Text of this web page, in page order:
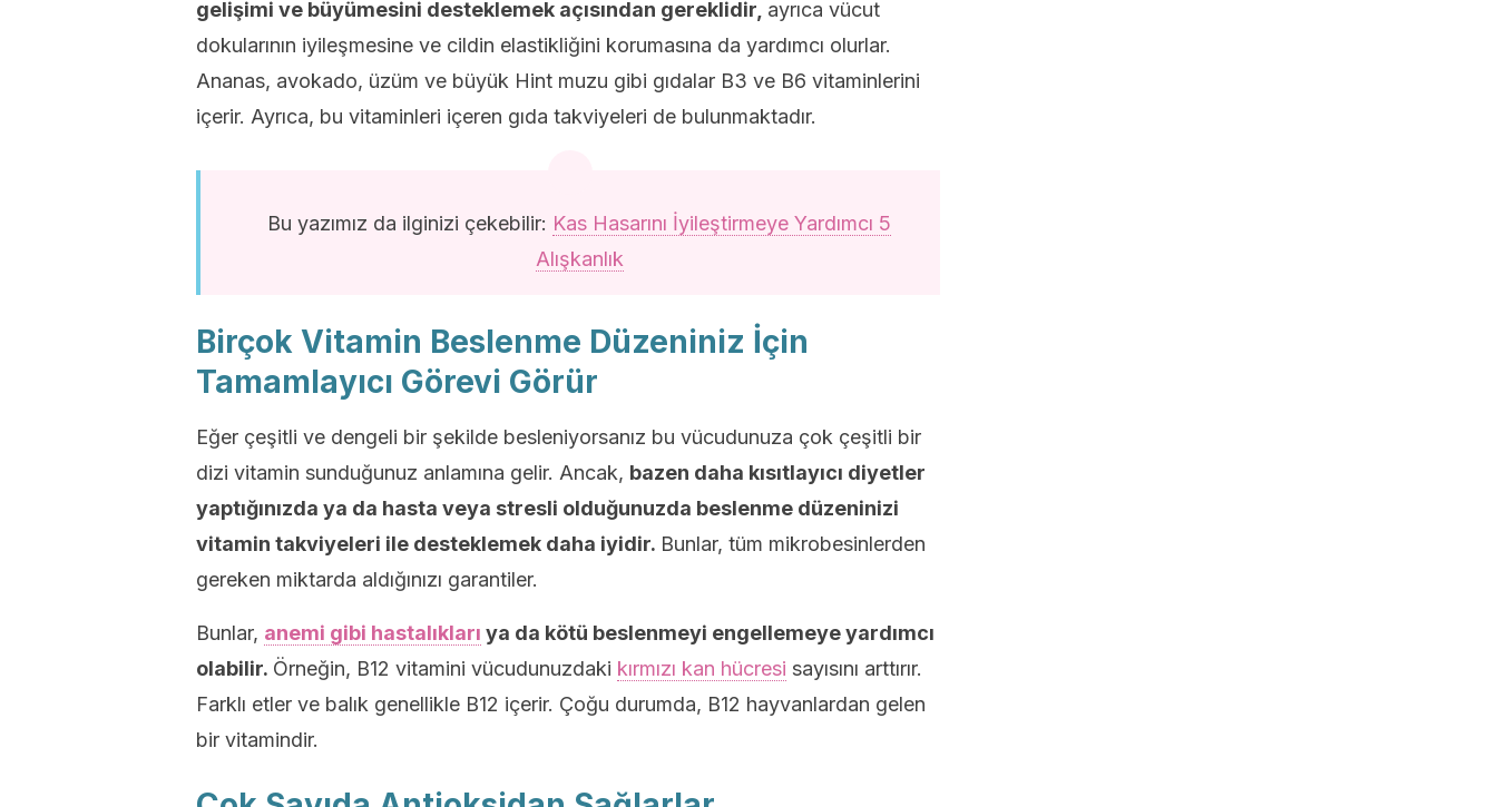
gelişimi ve büyümesini desteklemek açısından gereklidir, ayrıca vücut
dokularının iyileşmesine ve cildin elastikliğini korumasına da yardımcı olurlar.
Ananas, avokado, üzüm ve büyük Hint muzu gibi gıdalar B3 ve B6 vitaminlerini
içerir. Ayrıca, bu vitaminleri içeren gıda takviyeleri de bulunmaktadır.
Bu yazımız da ilginizi çekebilir: Kas Hasarını İyileştirmeye Yardımcı 5
Alışkanlık
Birçok Vitamin Beslenme Düzeniniz İçin
Tamamlayıcı Görevi Görür
Eğer çeşitli ve dengeli bir şekilde besleniyorsanız bu vücudunuza çok çeşitli bir
dizi vitamin sunduğunuz anlamına gelir. Ancak, bazen daha kısıtlayıcı diyetler
yaptığınızda ya da hasta veya stresli olduğunuzda beslenme düzeninizi
vitamin takviyeleri ile desteklemek daha iyidir. Bunlar, tüm mikrobesinlerden
gereken miktarda aldığınızı garantiler.
Bunlar, anemi gibi hastalıkları ya da kötü beslenmeyi engellemeye yardımcı
olabilir. Örneğin, B12 vitamini vücudunuzdaki kırmızı kan hücresi sayısını arttırır.
Farklı etler ve balık genellikle B12 içerir. Çoğu durumda, B12 hayvanlardan gelen
bir vitamindir.